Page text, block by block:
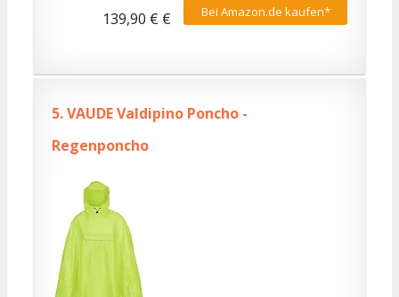
Bei Amazon.de kaufen*
139,90 € €
5.VAUDE Valdipino Poncho -
Regenponcho